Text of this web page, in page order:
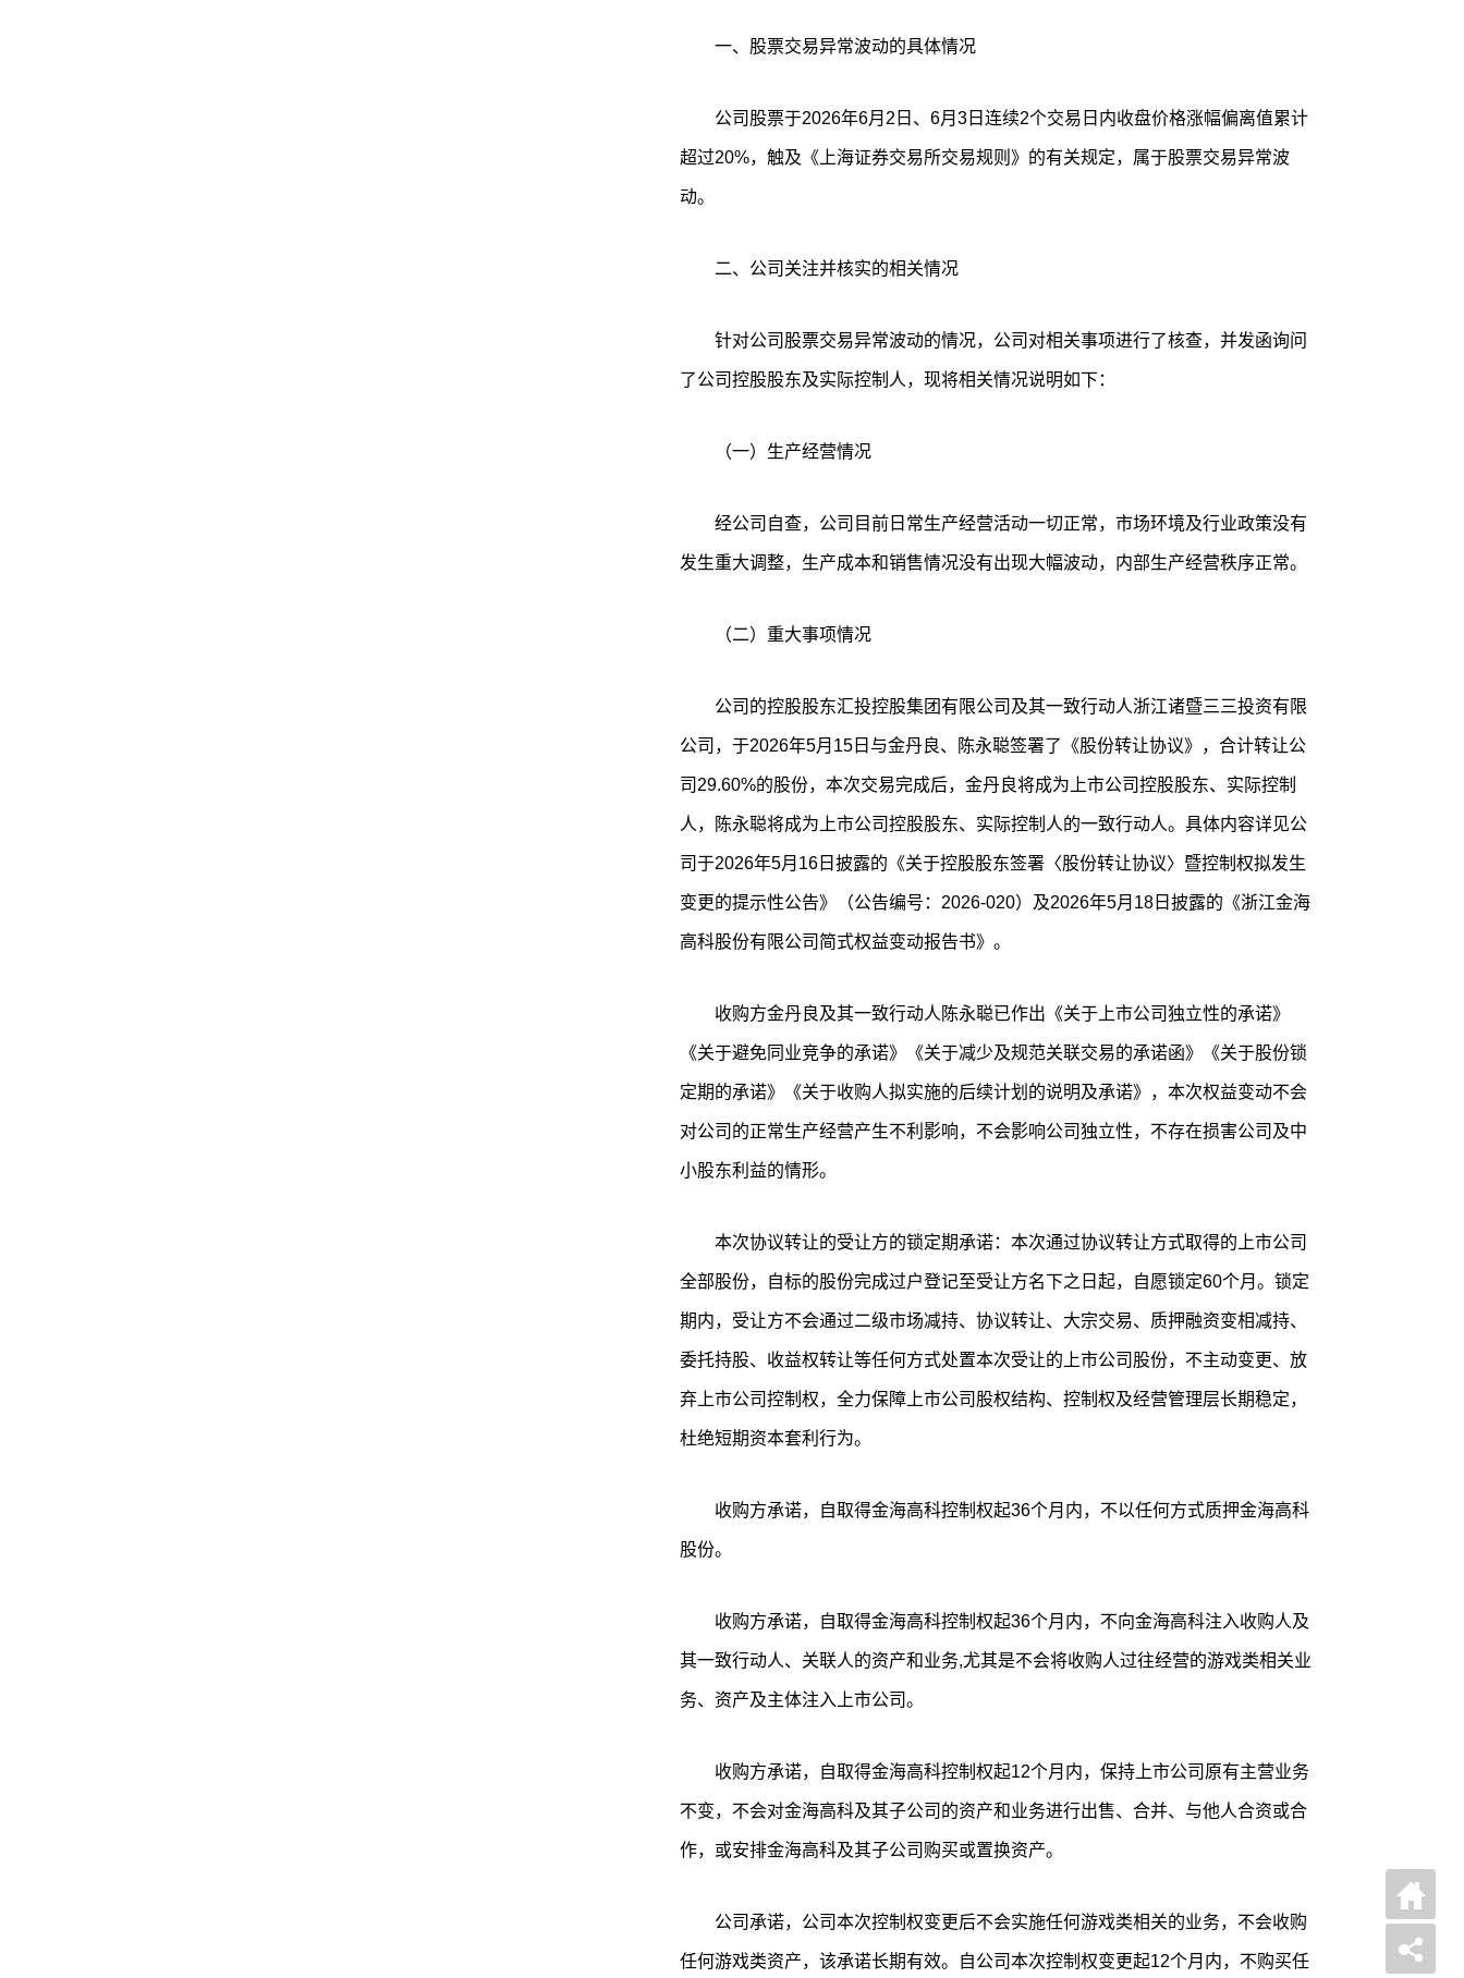
一、股票交易异常波动的具体情况
公司股票于2026年6月2日、6月3日连续2个交易日内收盘价格涨幅偏离值累计
超过20%，触及《上海证券交易所交易规则》的有关规定，属于股票交易异常波
动。
二、公司关注并核实的相关情况
针对公司股票交易异常波动的情况，公司对相关事项进行了核查，并发函询问
了公司控股股东及实际控制人，现将相关情况说明如下：
（一）生产经营情况
经公司自查，公司目前日常生产经营活动一切正常，市场环境及行业政策没有
发生重大调整，生产成本和销售情况没有出现大幅波动，内部生产经营秩序正常。
（二）重大事项情况
公司的控股股东汇投控股集团有限公司及其一致行动人浙江诸暨三三投资有限
公司，于2026年5月15日与金丹良、陈永聪签署了《股份转让协议》，合计转让公
司29.60%的股份，本次交易完成后，金丹良将成为上市公司控股股东、实际控制
人，陈永聪将成为上市公司控股股东、实际控制人的一致行动人。具体内容详见公
司于2026年5月16日披露的《关于控股股东签署〈股份转让协议〉暨控制权拟发生
变更的提示性公告》（公告编号：2026-020）及2026年5月18日披露的《浙江金海
高科股份有限公司简式权益变动报告书》。
收购方金丹良及其一致行动人陈永聪已作出《关于上市公司独立性的承诺》
《关于避免同业竞争的承诺》《关于减少及规范关联交易的承诺函》《关于股份锁
定期的承诺》《关于收购人拟实施的后续计划的说明及承诺》，本次权益变动不会
对公司的正常生产经营产生不利影响，不会影响公司独立性，不存在损害公司及中
小股东利益的情形。
本次协议转让的受让方的锁定期承诺：本次通过协议转让方式取得的上市公司
全部股份，自标的股份完成过户登记至受让方名下之日起，自愿锁定60个月。锁定
期内，受让方不会通过二级市场减持、协议转让、大宗交易、质押融资变相减持、
委托持股、收益权转让等任何方式处置本次受让的上市公司股份，不主动变更、放
弃上市公司控制权，全力保障上市公司股权结构、控制权及经营管理层长期稳定，
杜绝短期资本套利行为。
收购方承诺，自取得金海高科控制权起36个月内，不以任何方式质押金海高科
股份。
收购方承诺，自取得金海高科控制权起36个月内，不向金海高科注入收购人及
其一致行动人、关联人的资产和业务,尤其是不会将收购人过往经营的游戏类相关业
务、资产及主体注入上市公司。
收购方承诺，自取得金海高科控制权起12个月内，保持上市公司原有主营业务
不变，不会对金海高科及其子公司的资产和业务进行出售、合并、与他人合资或合
作，或安排金海高科及其子公司购买或置换资产。
公司承诺，公司本次控制权变更后不会实施任何游戏类相关的业务，不会收购
任何游戏类资产，该承诺长期有效。自公司本次控制权变更起12个月内，不购买任